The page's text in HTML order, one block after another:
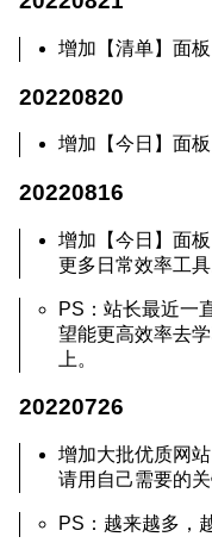
增加【清单】面
20220820
增加【今日】面
20220816
增加【今日】面
更多日常效率工具
PS：站长最近一
望能更高效率去
上。
20220726
增加大批优质网
请用自己需要的关
PS：越来越多，